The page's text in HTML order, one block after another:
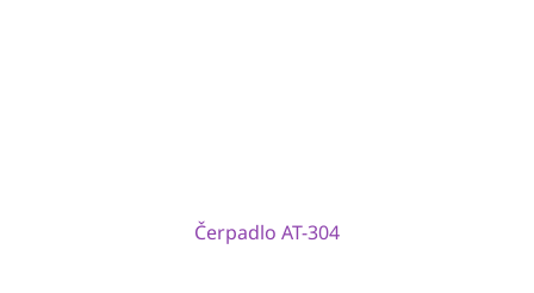
Čerpadlo AT-304